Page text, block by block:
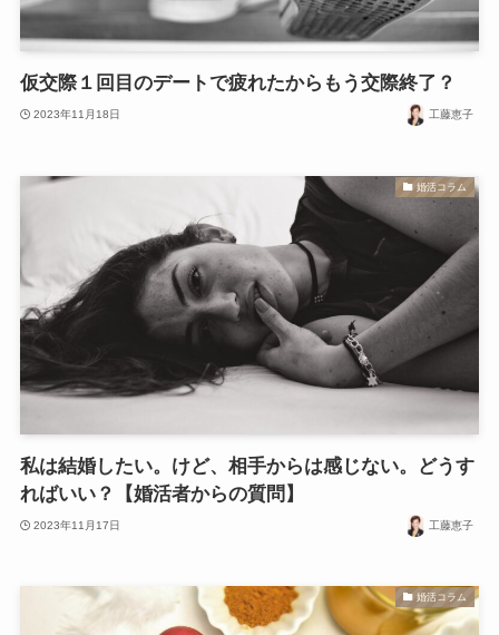
仮交際１回目のデートで疲れたからもう交際終了？
2023年11月18日 工藤恵子
婚活コラム
私は結婚したい。けど、相手からは感じない。どうす
ればいい？【婚活者からの質問】
2023年11月17日 工藤恵子
婚活コラム